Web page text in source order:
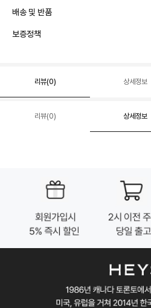
배송 및 반품
보증정책
리뷰(0) 상세정보
리뷰(0) 상세정보